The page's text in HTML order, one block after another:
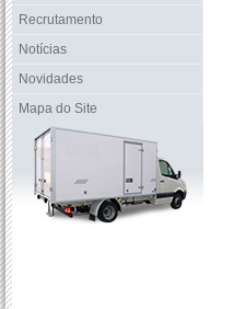
Recrutamento
Notícias
Novidades
Mapa do Site